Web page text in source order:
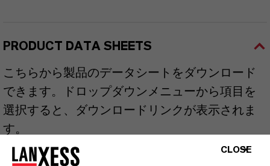
PRODUCT DATA SHEETS
こちらから製品のデータシートをダウンロード
できます。ドロップダウンメニューから項目を
選択すると、ダウンロードリンクが表示されま
す。
CLOSE